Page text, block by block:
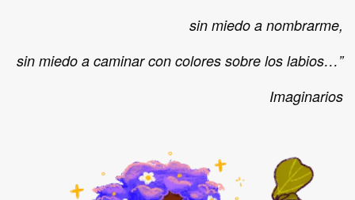
sin miedo a nombrarme,
sin miedo a caminar con colores sobre los labios…”
Imaginarios